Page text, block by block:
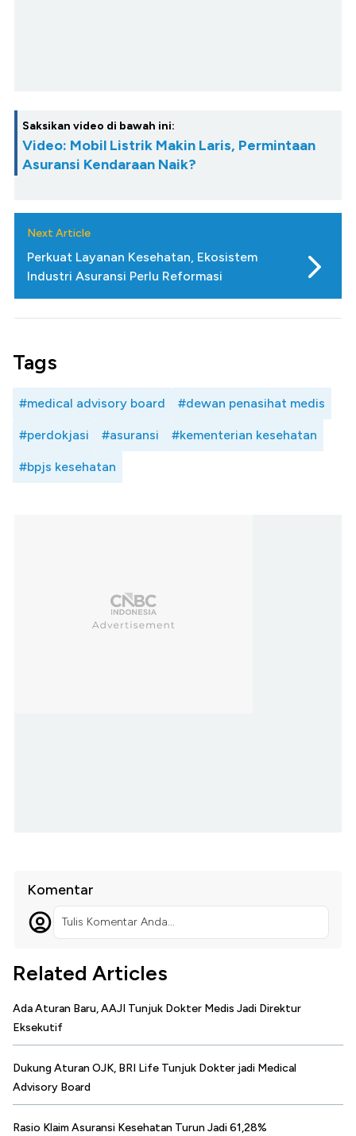
Saksikan video di bawah ini:
Video: Mobil Listrik Makin Laris, Permintaan
Asuransi Kendaraan Naik?
Next Article
Perkuat Layanan Kesehatan, Ekosistem
Industri Asuransi Perlu Reformasi
Tags
#medical advisory board #dewan penasihat medis
#perdokjasi #asuransi #kementerian kesehatan
#bpjs kesehatan
Komentar
Tulis Komentar Anda...
Related Articles
Ada Aturan Baru, AAJI Tunjuk Dokter Medis Jadi Direktur
Eksekutif
Dukung Aturan OJK, BRI Life Tunjuk Dokter jadi Medical
Advisory Board
Rasio Klaim Asuransi Kesehatan Turun Jadi 61,28%